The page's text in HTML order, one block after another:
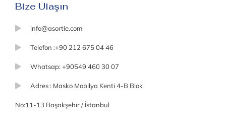
Bize Ulaşın
info@asortie.com
Telefon :+90 212 675 04 46
Whatsap: +90549 460 30 07
Adres : Masko Mobilya Kenti 4-B Blok
No:11-13 Başakşehir / İstanbul